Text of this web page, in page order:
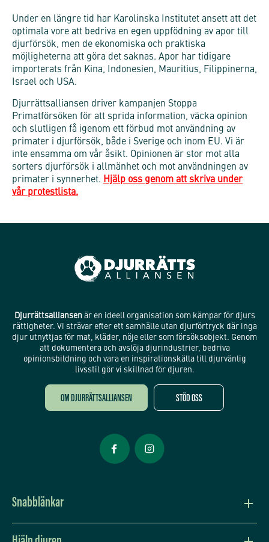
Under en längre tid har Karolinska Institutet ansett att det
optimala vore att bedriva en egen uppfödning av apor till
djurförsök, men de ekonomiska och praktiska
möjligheterna att göra det saknas. Apor har tidigare
importerats från Kina, Indonesien, Mauritius, Filippinerna,
Israel och USA.
Djurrättsalliansen driver kampanjen Stoppa
Primatförsöken för att sprida information, väcka opinion
och slutligen få igenom ett förbud mot användning av
primater i djurförsök, både i Sverige och inom EU. Vi är
inte ensamma om vår åsikt. Opinionen är stor mot alla
sorters djurförsök i allmänhet och mot användningen av
primater i synnerhet. Hjälp oss genom att skriva under
vår protestlista.
Djurrättsalliansenär en ideell organisation som kämpar för djurs
rättigheter. Vi strävar efter ett samhälle utan djurförtryck där inga
djur utnyttjas för mat, kläder, nöje eller som försöksobjekt. Genom
att dokumentera och avslöja djurindustrier, bedriva
opinionsbildning och vara en inspirationskälla till djurvänlig
livsstil gör vi skillnad för djuren.
OM DJURRÄTTSALLIANSEN STÖD OSS
Öppnas i nytt fönster
Snabblänkar
Vision och värdegrund